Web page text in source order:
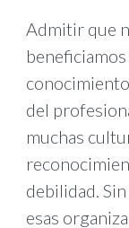
Admitir que
del
muchas
debilidad.
esas